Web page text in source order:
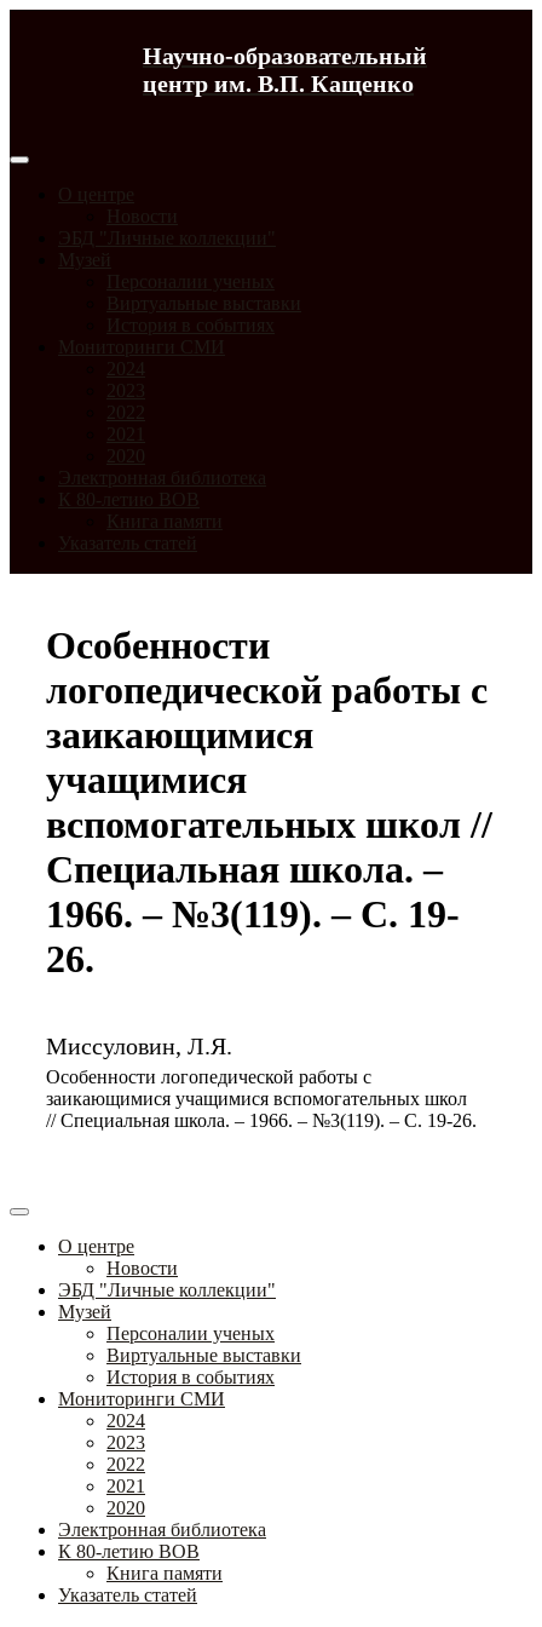
Научно-образовательный
центр им. В.П. Кащенко
О центре
Новости
ЭБД "Личные коллекции"
Музей
Персоналии ученых
Виртуальные выставки
История в событиях
Мониторинги СМИ
2024
2023
2022
2021
2020
Электронная библиотека
К 80-летию ВОВ
Книга памяти
Указатель статей
Особенности
логопедической работы с
заикающимися
учащимися
вспомогательных школ //
Специальная школа. –
1966. – №3(119). – С. 19-
26.
Миссуловин, Л.Я.
Особенности логопедической работы с
заикающимися учащимися вспомогательных школ
// Специальная школа. – 1966. – №3(119). – С. 19-26.
О центре
Новости
ЭБД "Личные коллекции"
Музей
Персоналии ученых
Виртуальные выставки
История в событиях
Мониторинги СМИ
2024
2023
2022
2021
2020
Электронная библиотека
К 80-летию ВОВ
Книга памяти
Указатель статей